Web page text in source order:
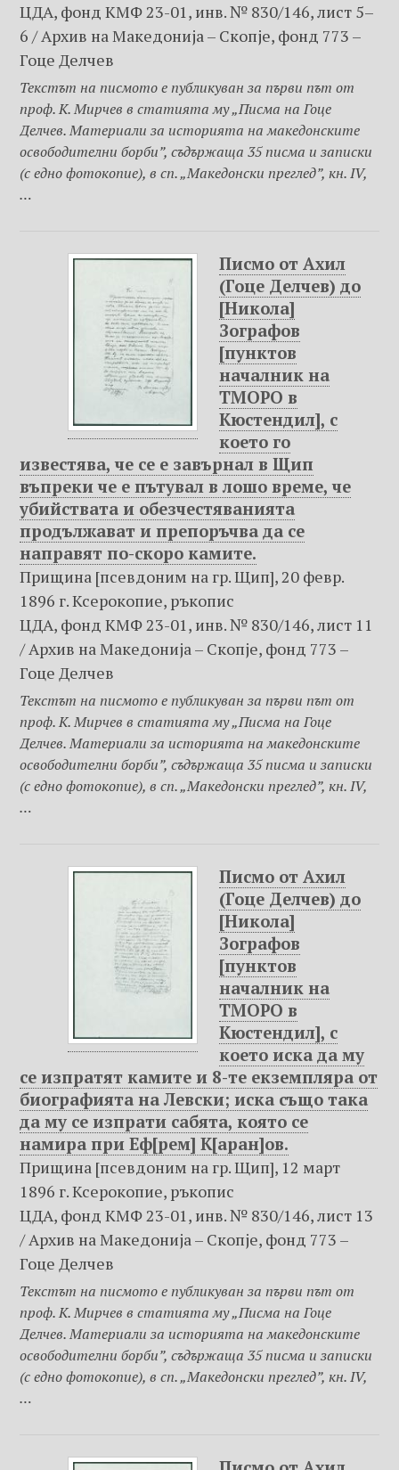
ЦДА, фонд КМФ 23-01, инв. № 830/146, лист 5–
6 / Архив на Македониjа – Скопje, фонд 773 –
Гоце Делчев
Текстът на писмото е публикуван за първи път от
проф. К. Мирчев в статията му „Писма на Гоце
Делчев. Материали за историята на македонските
освободителни борби”, съдържаща 35 писма и записки
(с едно фотокопие), в сп. „Македонски преглед”, кн. IV,
…
Писмо от Ахил
(Гоце Делчев) до
[Никола]
Зографов
[пунктов
началник на
ТМОРО в
Кюстендил], с
което го
известява, че се е завърнал в Щип
въпреки че е пътувал в лошо време, че
убийствата и обезчестяванията
продължават и препоръчва да се
направят по-скоро камите.
Прищина [псевдоним на гр. Щип], 20 февр.
1896 г. Ксерокопие, ръкопис
ЦДА, фонд КМФ 23-01, инв. № 830/146, лист 11
/ Архив на Македониjа – Скопje, фонд 773 –
Гоце Делчев
Текстът на писмото е публикуван за първи път от
проф. К. Мирчев в статията му „Писма на Гоце
Делчев. Материали за историята на македонските
освободителни борби”, съдържаща 35 писма и записки
(с едно фотокопие), в сп. „Македонски преглед”, кн. IV,
…
Писмо от Ахил
(Гоце Делчев) до
[Никола]
Зографов
[пунктов
началник на
ТМОРО в
Кюстендил], с
което иска да му
се изпратят камите и 8-те екземпляра от
биографията на Левски; иска също така
да му се изпрати сабята, която се
намира при Еф[рем] К[аран]ов.
Прищина [псевдоним на гр. Щип], 12 март
1896 г. Ксерокопие, ръкопис
ЦДА, фонд КМФ 23-01, инв. № 830/146, лист 13
/ Архив на Македониjа – Скопje, фонд 773 –
Гоце Делчев
Текстът на писмото е публикуван за първи път от
проф. К. Мирчев в статията му „Писма на Гоце
Делчев. Материали за историята на македонските
освободителни борби”, съдържаща 35 писма и записки
(с едно фотокопие), в сп. „Македонски преглед”, кн. IV,
…